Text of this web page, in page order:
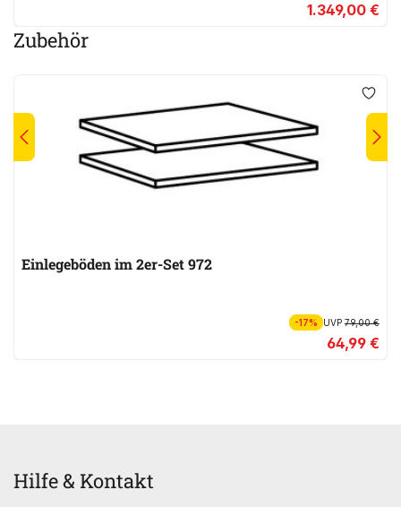
1.349,00 €
Zubehör
Einlegeböden im 2er-Set 972
-17% UVP79,00 €
64,99 €
Hilfe & Kontakt